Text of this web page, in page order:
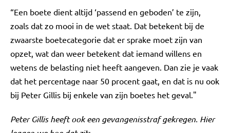
“Een boete dient altijd ‘passend en geboden’ te zijn,
zoals dat zo mooi in de wet staat. Dat betekent bij de
zwaarste boetecategorie dat er sprake moet zijn van
opzet, wat dan weer betekent dat iemand willens en
wetens de belasting niet heeft aangeven. Dan zie je vaak
dat het percentage naar 50 procent gaat, en dat is nu ook
bij Peter Gillis bij enkele van zijn boetes het geval."
Peter Gillis heeft ook een gevangenisstraf gekregen. Hier